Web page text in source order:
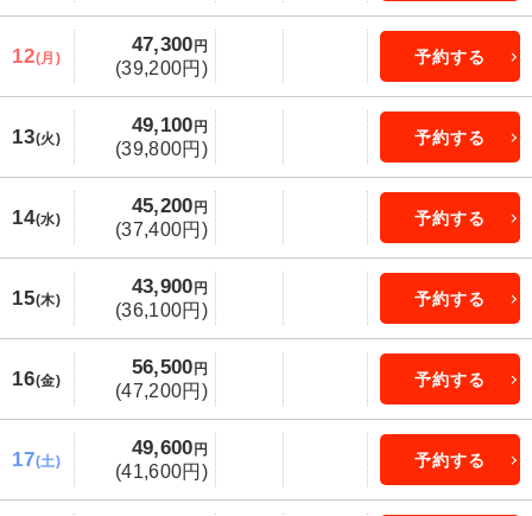
12(月)
47,300 円
(39,200円)
予約する
13(火)
49,100 円
(39,800円)
予約する
14(水)
45,200 円
(37,400円)
予約する
15(木)
43,900 円
(36,100円)
予約する
16(金)
56,500 円
(47,200円)
予約する
17(土)
49,600 円
(41,600円)
予約する